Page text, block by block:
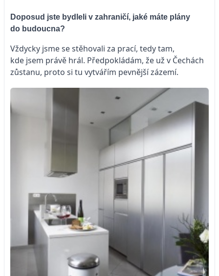
Doposud jste bydleli v zahraničí, jaké máte plány
do budoucna?
Vždycky jsme se stěhovali za prací, tedy tam,
kde jsem právě hrál. Předpokládám, že už v Čechách
zůstanu, proto si tu vytvářím pevnější zázemí.